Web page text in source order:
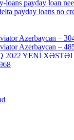
loans payday loan
payday loans no
Azerbaycan –
Azerbaycan –
2022 YENİ